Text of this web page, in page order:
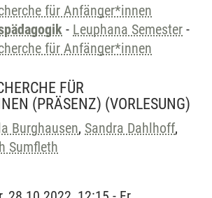
für Anfänger*innen
- Leuphana Semester -
für Anfänger*innen
FÜR
(PRÄSENZ) (VORLESUNG)
Burghausen, Sandra Dahlhoff,
Sumfleth